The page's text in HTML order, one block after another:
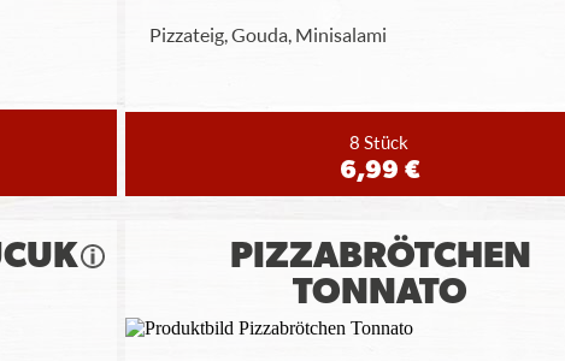
Pizzateig, Gouda, Minisalami
8 Stück
6,99 €
PIZZABRÖTCHEN
TONNATO